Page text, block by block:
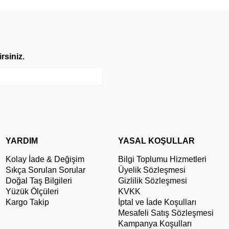
YARDIM
Kolay İade & Değişim
Sıkça Sorulan Sorular
Doğal Taş Bilgileri
Yüzük Ölçüleri
Kargo Takip
YASAL KOŞULLAR
Bilgi Toplumu Hizmetleri
Üyelik Sözleşmesi
Gizlilik Sözleşmesi
KVKK
İptal ve İade Koşulları
Mesafeli Satış Sözleşmesi
Kampanya Koşulları